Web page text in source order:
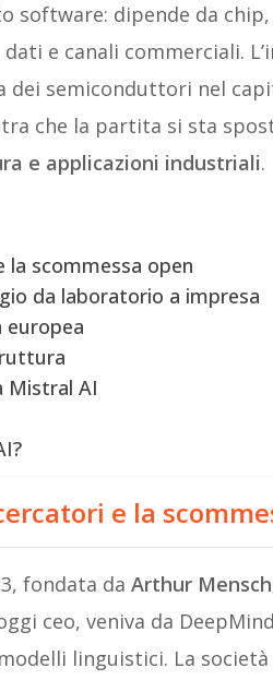
software: dipende da
e canali commerciali.
semiconduttori nel
che la partita si sta
e applicazioni industriali.
scommessa open
da laboratorio a impresa
europea
Mistral AI
e la
fondata da Arthur
ceo, veniva da
linguistici. La